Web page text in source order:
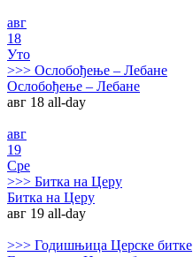
авг
18
Уто
>>> Ослобођење – Лебане
Ослобођење – Лебане
авг 18 all-day
авг
19
Сре
>>> Битка на Церу
Битка на Церу
авг 19 all-day
>>> Годишњица Церске битке